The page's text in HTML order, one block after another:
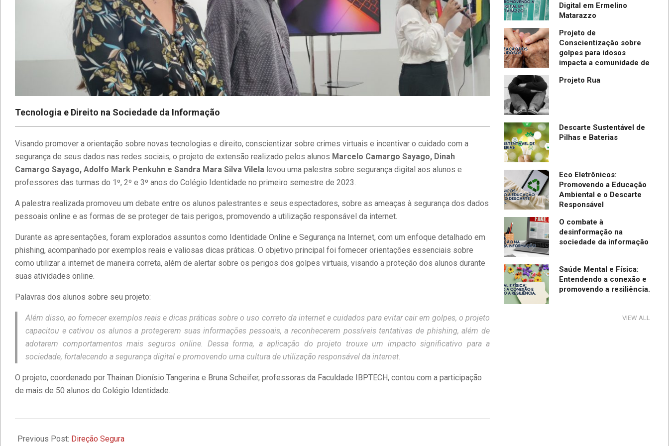
Tecnologia e Direito na Sociedade da Informação
Visando promover a orientação sobre novas tecnologias e direito, conscientizar sobre crimes virtuais e incentivar o cuidado com a
segurança de seus dados nas redes sociais, o projeto de extensão realizado pelos alunos Marcelo Camargo Sayago, Dinah
Camargo Sayago, Adolfo Mark Penkuhn e Sandra Mara Silva Vilela levou uma palestra sobre segurança digital aos alunos e
professores das turmas do 1º, 2º e 3º anos do Colégio Identidade no primeiro semestre de 2023.
A palestra realizada promoveu um debate entre os alunos palestrantes e seus espectadores, sobre as ameaças à segurança dos dados
pessoais online e as formas de se proteger de tais perigos, promovendo a utilização responsável da internet.
Durante as apresentações, foram explorados assuntos como Identidade Online e Segurança na Internet, com um enfoque detalhado em
phishing, acompanhado por exemplos reais e valiosas dicas práticas. O objetivo principal foi fornecer orientações essenciais sobre
como utilizar a internet de maneira correta, além de alertar sobre os perigos dos golpes virtuais, visando a proteção dos alunos durante
suas atividades online.
Palavras dos alunos sobre seu projeto:
Além disso, ao fornecer exemplos reais e dicas práticas sobre o uso correto da internet e cuidados para evitar cair em golpes, o projeto
capacitou e cativou os alunos a protegerem suas informações pessoais, a reconhecerem possíveis tentativas de phishing, além de
adotarem comportamentos mais seguros online. Dessa forma, a aplicação do projeto trouxe um impacto significativo para a
sociedade, fortalecendo a segurança digital e promovendo uma cultura de utilização responsável da internet.
O projeto, coordenado por Thainan Dionísio Tangerina e Bruna Scheifer, professoras da Faculdade IBPTECH, contou com a participação
de mais de 50 alunos do Colégio Identidade.
09-
Previous Post: Direção Segura
A importância da formação
complementar sobre novas
tecnologias para o sucesso
profissional
Docente da Faculdade IBPTECH é
convidado especial em Evento
sobre Tecnologia em SC
Digital em Ermelino
Matarazzo
Projeto de
Conscientização sobre
golpes para idosos
impacta a comunidade de
Projeto Rua
Descarte Sustentável de
Pilhas e Baterias
Eco Eletrônicos:
Promovendo a Educação
Ambiental e o Descarte
Responsável
O combate à
desinformação na
sociedade da informação
Saúde Mental e Física:
Entendendo a conexão e
promovendo a resiliência.
Tecnologia e Direito na
VIEW ALL